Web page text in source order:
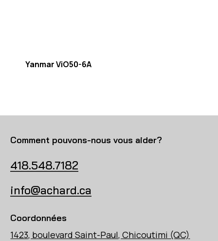
Yanmar ViO50-6A
Comment pouvons-nous vous aider?
418.548.7182
info@achard.ca
Coordonnées
1423, boulevard Saint-Paul, Chicoutimi (QC)